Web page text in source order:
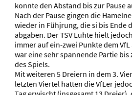
konnte den Abstand bis zur Pause
Nach der Pause gingen die
wieder in Fühjrung, die si bis Ende
abgaben. Der TSV Luhte hielt
immer auf ein-zwei Punkte dem VfL
war eine sehr spannende Partie
des Spiels.
Mit weiteren 5 Dreiern in dem 3.
letzten Viertel hatten die VfLer